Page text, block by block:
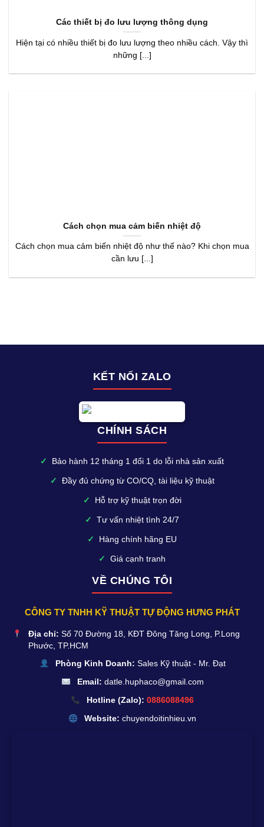
Các thiết bị đo lưu lượng thông dụng
Hiện tại có nhiều thiết bị đo lưu lượng theo nhiều cách. Vậy thì
những [...]
Cách chọn mua cảm biến nhiệt độ
Cách chọn mua cảm biến nhiệt độ như thế nào? Khi chọn mua
cần lưu [...]
KẾT NỐI ZALO
CHÍNH SÁCH
✓ Bảo hành 12 tháng 1 đổi 1 do lỗi nhà sản xuất
✓ Đầy đủ chứng từ CO/CQ, tài liệu kỹ thuật
✓ Hỗ trợ kỹ thuật trọn đời
✓ Tư vấn nhiệt tình 24/7
✓ Hàng chính hãng EU
✓ Giá cạnh tranh
VỀ CHÚNG TÔI
CÔNG TY TNHH KỸ THUẬT TỰ ĐỘNG HƯNG PHÁT
Địa chỉ: Số 70 Đường 18, KĐT Đông Tăng Long, P.Long
Phước, TP.HCM
Phòng Kinh Doanh: Sales Kỹ thuật - Mr. Đạt
Email: datle.huphaco@gmail.com
Hotline (Zalo): 0886088496
Website: chuyendoitinhieu.vn